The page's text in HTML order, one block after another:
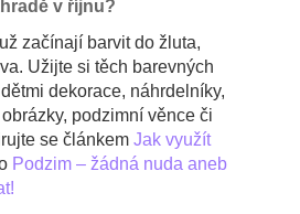
v říjnu?
začínají barvit do žluta,
Užijte si těch barevných
dekorace, náhrdelníky,
podzimní věnce či
se článkem Jak využít
Podzim – žádná nuda aneb